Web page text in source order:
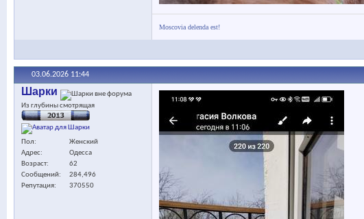
Moscovia delenda est!
03.06.2026 11:44
Шарки
Из глубины смотрящая
Пол
Женский
Адрес
Одесса
Возраст
62
Сообщений
284,496
Репутация
370550